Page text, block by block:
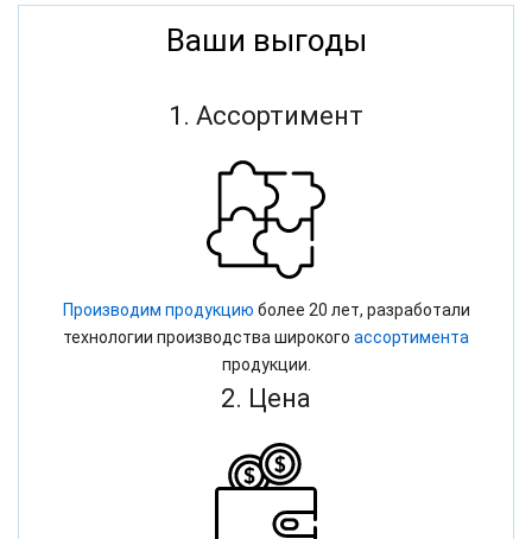
Ваши выгоды
1. Ассортимент
Производим продукцию более 20 лет, разработали
технологии производства широкого ассортимента
продукции.
2. Цена